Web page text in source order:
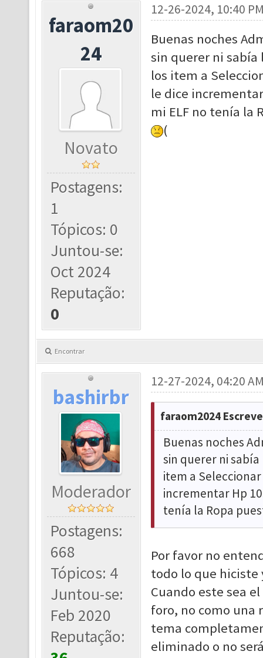
faraom20
24
Novato
Postagens:
1
Tópicos: 0
Juntou-se:
Oct 2024
Reputação:
0
12-26-2024, 10:40
Buenas noches
sin querer ni sabía
los item a
le dice
mi ELF no tenía la
(
Encontrar
bashirbr
Moderador
Postagens:
668
Tópicos: 4
Juntou-se:
Feb 2020
Reputação:
12-27-2024, 04:20
faraom2024
Buenas noches
sin querer ni
item a
incrementar Hp
tenía la Ropa
Por favor no
todo lo que hiciste
Cuando este sea
foro, no como una
tema
eliminado o no